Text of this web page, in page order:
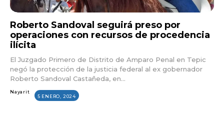
Roberto Sandoval seguirá preso por
operaciones con recursos de procedencia
ilícita
El Juzgado Primero de Distrito de Amparo Penal en Tepic
negó la protección de la justicia federal al ex gobernador
Roberto Sandoval Castañeda, en...
Nayarit
5 ENERO, 2024